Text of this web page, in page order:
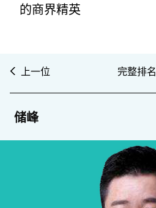
的商界精英
上一位 完整排名
储峰